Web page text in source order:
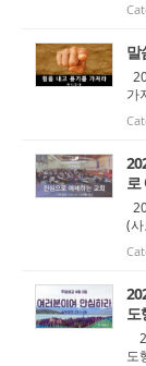
말
가
로
(
도
도